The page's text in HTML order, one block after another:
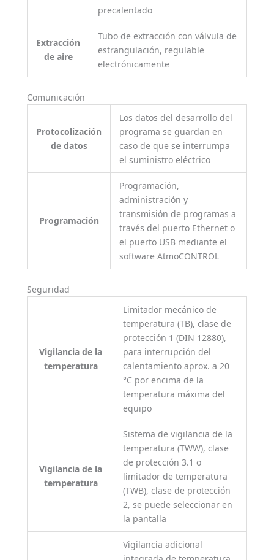
precalentado
Extracción
de aire
Tubo de extracción con válvula de
estrangulación, regulable
electrónicamente
Comunicación
Protocolización
de datos
Los datos del desarrollo del
programa se guardan en
caso de que se interrumpa
el suministro eléctrico
Programación
Programación,
administración y
transmisión de programas a
través del puerto Ethernet o
el puerto USB mediante el
software AtmoCONTROL
Seguridad
Vigilancia de la
temperatura
Limitador mecánico de
temperatura (TB), clase de
protección 1 (DIN 12880),
para interrupción del
calentamiento aprox. a 20
°C por encima de la
temperatura máxima del
equipo
Vigilancia de la
temperatura
Sistema de vigilancia de la
temperatura (TWW), clase
de protección 3.1 o
limitador de temperatura
(TWB), clase de protección
2, se puede seleccionar en
la pantalla
Vigilancia adicional